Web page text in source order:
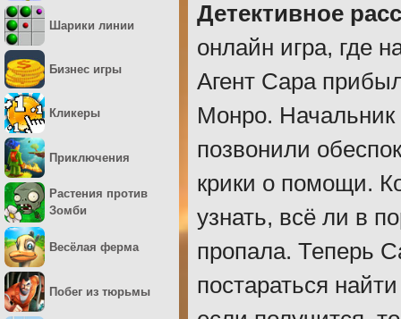
Детективное
онлайн игра, где
Агент Сара
Монро.
позвонили
крики о помощи.
узнать, всё ли в
пропала. Теперь
постараться
Шарики линии
Бизнес игры
Кликеры
Приключения
Растения против
Зомби
Весёлая ферма
Побег из тюрьмы